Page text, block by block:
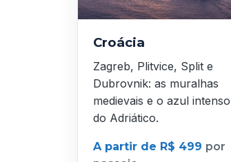
Croácia
Zagreb, Plitvice, Split e
Dubrovnik: as muralhas
medievais e o azul intenso
do Adriático.
A partir de R$ 499 por